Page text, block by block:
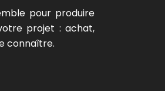
pour produire
projet : achat,
connaître.